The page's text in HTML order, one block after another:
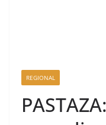
REGIONAL